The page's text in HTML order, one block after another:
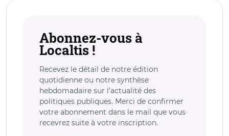
Abonnez-vous à
Localtis !
Recevez le détail de notre édition
quotidienne ou notre synthèse
hebdomadaire sur l’actualité des
politiques publiques. Merci de confirmer
votre abonnement dans le mail que vous
recevrez suite à votre inscription.